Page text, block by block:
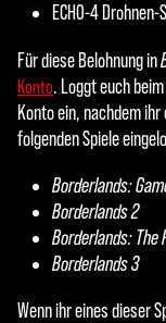
ECHO-4
Für diese Belohnung in
Konto. Loggt euch
Konto ein, nachdem
folgenden Spiele
Borderlands:
Borderlands 2
Borderlands: The
Borderlands 3
Wenn ihr eines dieser